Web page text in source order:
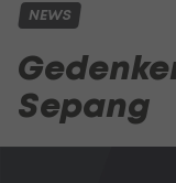
NEWS
Sepang